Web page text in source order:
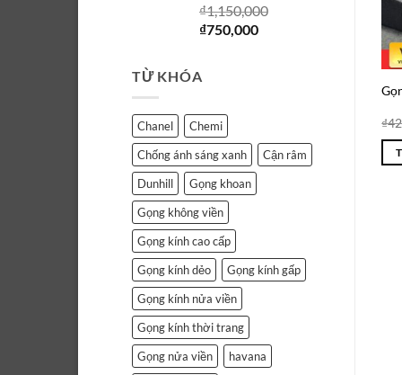
₫1,150,000
Giá
₫1,150,000.
₫750,000Giá
TỪ KHÓA
Chanel
Chemi
Chống ánh sáng xanh
Cận râm
Dunhill
Gọng khoan
Gọng không viền
Gọng kính cao cấp
Gọng kính dẻo
Gọng kính gấp
Gọng kính nửa viền
Gọng kính thời trang
Gọng nửa viền
havana
₫